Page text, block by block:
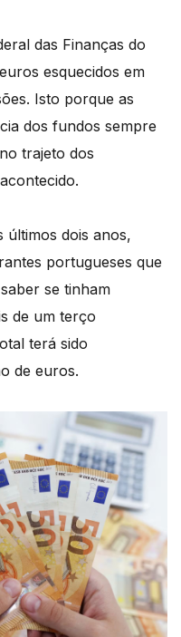
das Finanças do
esquecidos em
Isto porque as
dos fundos sempre
trajeto dos
últimos dois anos,
portugueses que
se tinham
de um terço
terá sido
de euros.